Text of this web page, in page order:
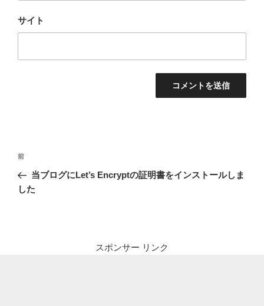
サイト
投
ナ
前
の
投
前
当ブログにLet’s Encryptの証明書をインストールしま
した
スポンサー リンク